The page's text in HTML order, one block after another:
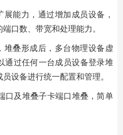
能力，通过增加成员设备，
口数、带宽和处理能力。
堆叠形成后，多台物理设备虚
通过任何一台成员设备登录堆
设备进行统一配置和管理。
口及堆叠子卡端口堆叠，简单